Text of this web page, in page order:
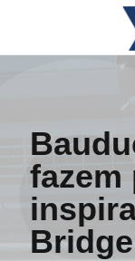
fazem